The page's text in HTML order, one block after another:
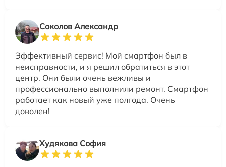
Соколов Александр
Эффективный сервис! Мой смартфон был в
неисправности, и я решил обратиться в этот
центр. Они были очень вежливы и
профессионально выполнили ремонт. Смартфон
работает как новый уже полгода. Очень
доволен!
Худякова София